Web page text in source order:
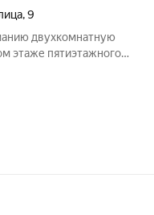
,9
двухкомнатную
этаже пятиэтажного
комнаты, а кухня площадью